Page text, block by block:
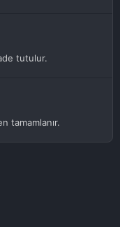
tutulur.
tamamlanır.